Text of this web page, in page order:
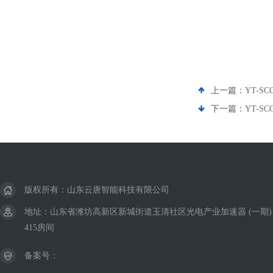
上一篇： YT-
下一篇： YT-
版权所有：山东云唐智能科技有限公司
地址：山东省潍坊高新区新城街道玉清社区光电产业加速器 (一期
415房间
备案号：